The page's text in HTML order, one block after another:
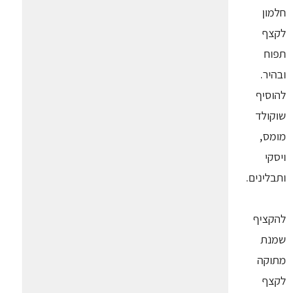
חלמון
לקצף
תפוח
ובהיר.
להוסיף
שוקולד
מומס,
ויסקי
ותבלינים.
להקציף
שמנת
מתוקה
לקצף